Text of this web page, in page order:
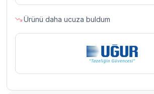
Ürünü daha ucuza buldum